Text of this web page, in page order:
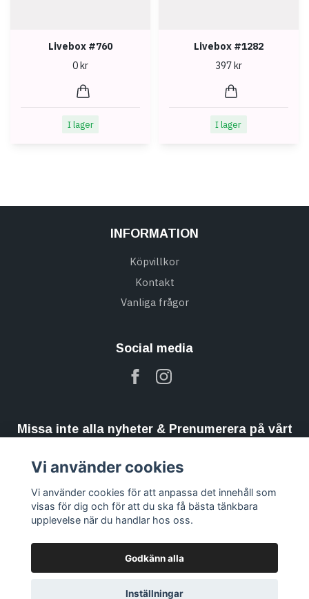
Livebox #760
0 kr
I lager
Livebox #1282
397 kr
I lager
INFORMATION
Köpvillkor
Kontakt
Vanliga frågor
Social media
Missa inte alla nyheter & Prenumerera på vårt
Vi använder cookies
Vi använder cookies för att anpassa det innehåll som
visas för dig och för att du ska få bästa tänkbara
upplevelse när du handlar hos oss.
Godkänn alla
Inställningar